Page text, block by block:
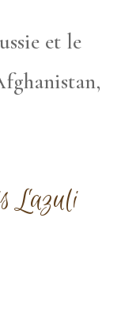
et le
Lazuli